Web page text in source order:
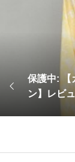
保護中: 【
ン】レビ